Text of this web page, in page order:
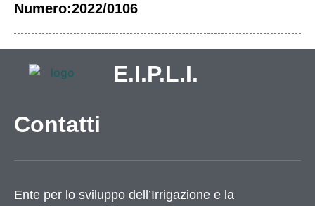
Numero:2022/0106
E.I.P.L.I.
Contatti
Ente per lo sviluppo dell’Irrigazione e la